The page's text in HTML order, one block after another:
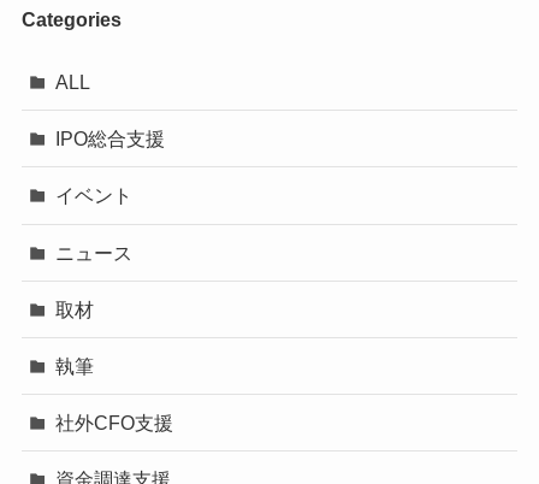
Categories
ALL
IPO総合支援
イベント
ニュース
取材
執筆
社外CFO支援
資金調達支援